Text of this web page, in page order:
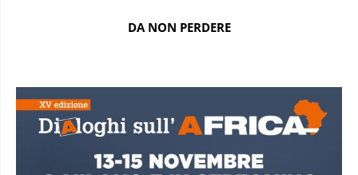
DA NON PERDERE